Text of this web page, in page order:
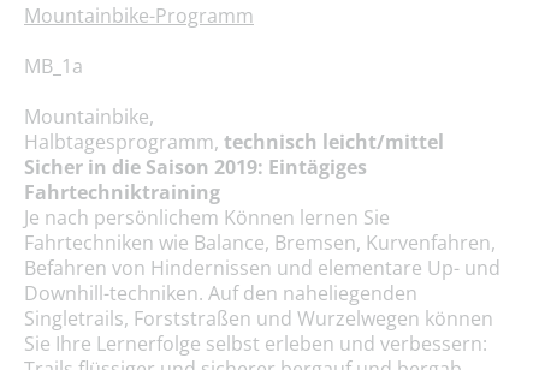
Mountainbike-Programm
MB_1a
Mountainbike,
Halbtagesprogramm, technisch leicht/mittel
Sicher in die Saison 2019: Eintägiges
Fahrtechniktraining
Je nach persönlichem Können lernen Sie
Fahrtechniken wie Balance, Bremsen, Kurvenfahren,
Befahren von Hindernissen und elementare Up- und
Downhill-techniken. Auf den naheliegenden
Singletrails, Forststraßen und Wurzelwegen können
Sie Ihre Lernerfolge selbst erleben und verbessern: